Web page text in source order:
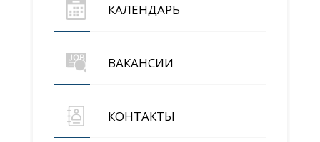
КАЛЕНДАРЬ
ВАКАНСИИ
КОНТАКТЫ